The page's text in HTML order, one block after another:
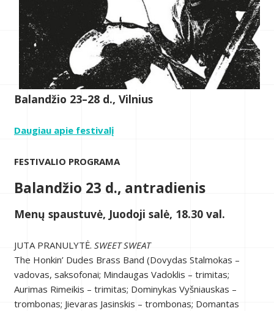
Balandžio 23–28 d., Vilnius
Daugiau apie festivalį
FESTIVALIO PROGRAMA
Balandžio 23 d., antradienis
Menų spaustuvė, Juodoji salė, 18.30 val.
JUTA PRANULYTĖ. SWEET SWEAT
The Honkin’ Dudes Brass Band (Dovydas Stalmokas –
vadovas, saksofonai; Mindaugas Vadoklis – trimitas;
Aurimas Rimeikis – trimitas; Dominykas Vyšniauskas –
trombonas; Jievaras Jasinskis – trombonas; Domantas